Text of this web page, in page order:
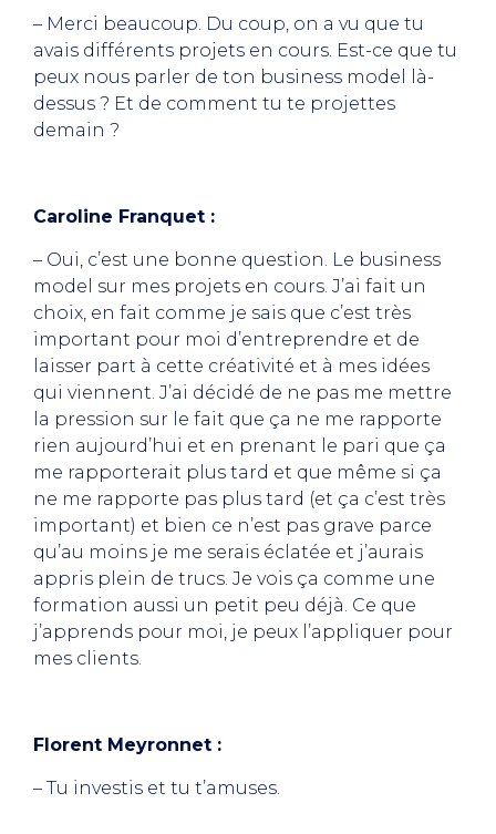
– Merci beaucoup. Du coup, on a vu que tu
avais différents projets en cours. Est-ce que tu
peux nous parler de ton business model là-
dessus ? Et de comment tu te projettes
demain ?
Caroline Franquet :
– Oui, c’est une bonne question. Le business
model sur mes projets en cours. J’ai fait un
choix, en fait comme je sais que c’est très
important pour moi d’entreprendre et de
laisser part à cette créativité et à mes idées
qui viennent. J’ai décidé de ne pas me mettre
la pression sur le fait que ça ne me rapporte
rien aujourd’hui et en prenant le pari que ça
me rapporterait plus tard et que même si ça
ne me rapporte pas plus tard (et ça c’est très
important) et bien ce n’est pas grave parce
qu’au moins je me serais éclatée et j’aurais
appris plein de trucs. Je vois ça comme une
formation aussi un petit peu déjà. Ce que
j’apprends pour moi, je peux l’appliquer pour
mes clients.
Florent Meyronnet :
– Tu investis et tu t’amuses.